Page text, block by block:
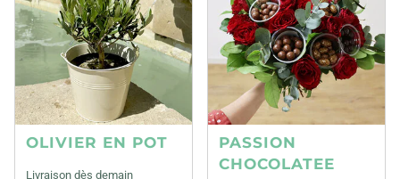
OLIVIER EN POT
Livraison dès demain
PASSION
CHOCOLATEE